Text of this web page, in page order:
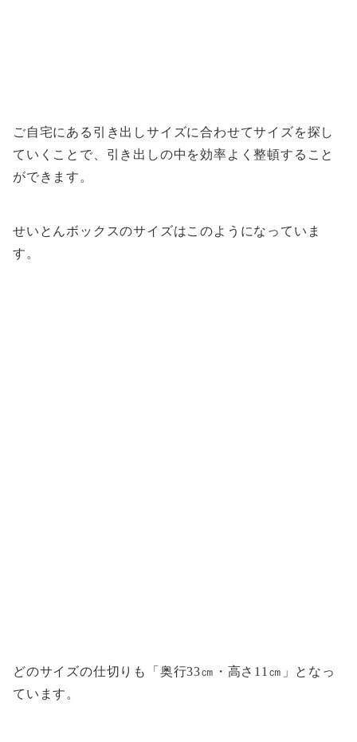
ご自宅にある引き出しサイズに合わせてサイズを探し
ていくことで、引き出しの中を効率よく整頓すること
ができます。
せいとんボックスのサイズはこのようになっていま
す。
どのサイズの仕切りも「奥行33㎝・高さ11㎝」となっ
ています。